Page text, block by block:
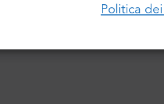
Politica